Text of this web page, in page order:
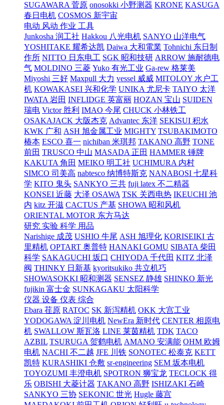
SUGAWARA 菅原 onosokki 小野测器 KRONE KASUGA
春日电机 COSMOS 新宇宙
电动 风动 作业 工具
Junkosha 润工社 Hakkou 八光电机 SANYO 山洋电气
YOSHITAKE 耀希达凯 Daiwa 大和電業 Tohnichi 东日制
作所 NITTO 日东电工 SGK 昭和技研 ARROW 施耐德电
气 MOLDINO 三菱 Yuko 有光工业 Ga-rew 格莱美
Miyoshi 三好 Maxpull 大力 vessel 威威 MITOLOY 水户工
机 KOWAKASEI 兴和化学 UNIKA 尤尼卡 TAIYO 太洋
IWATA 岩田 INFLIDGE 英富丽 HOZAN 宝山 SUIDEN
瑞电 Victor 胜利 IMAO 今尾 CHUCK 小林铁工
OSAKAJACK 大阪杰克 Advantec 东洋 SEKISUI 积水
KWK 广和 ASH 旭金属工业 MIGHTY TSUBAKIMOTO
椿本 ESCO 喜一 nichiban 米琪邦 TAKANO 高野 TONE
前田 TRUSCO 中山 MASADA 正田 HAMMER 锤牌
KAKUTA 角田 MEIKO 明工社 UCHIMURA 内村
SIMCO 司美高 nabtesco 纳博特斯克 NANABOSI 七星科
学 KITO 鬼头 SANKYO 三共 fuji latex 不二精器
KONSEI 近藤 大泽 OSAWA TSK 关西电热 IKEUCHI 池
内 kitz 开滋 CACTUS 产基 SHOWA 昭和风机
ORIENTAL MOTOR 东方马达
研究 实验 科学 用品
Narishige 成茂 USHIO 牛尾 ASH 旭理化 KORISEIKI 古
里精机 OPTART 奥普特 HANAKI GOMU SIBATA 柴田
科学 SAKAGUCHI 坂口 CHIYODA 千代田 KITZ 北泽
阀 THINKY 日新基 kyoritsukiko 共立机巧
SHOWASOKKI 昭和测器 SENSEZ 静雄 SHINKO 新光
fujikin 富士金 SUNKAGAKU 太阳科学
仪器 设备 仪表 综合
Ebara 荏原 RATOC SK 新泻精机 OKK 大宫工业
YODOGAWA 淀川电机 NewEra 新时代 CENTER 相原电
机 SWALLOW 斯瓦洛 LINE 莱茵精机 TDK TACO
AZBIL TSURUGA 贺鹤电机 AMANO 安满能 OHM 欧姆
电机 NACHI 不二越 JFE 川铁 SONOTEC 松泰克 KETT
凯特 KURASHIKI 仓敷 sr-engineering SEM 坂本电机
TOYOZUMI 丰澄电机 SPOTRON 狮宝龙 TECLOCK 得
乐 OBISHI 大菱计器 TAKANO 高野 ISHIZAKI 石崎
SANKYO 三协 SEKONIC 世光 Hugle 藤宫